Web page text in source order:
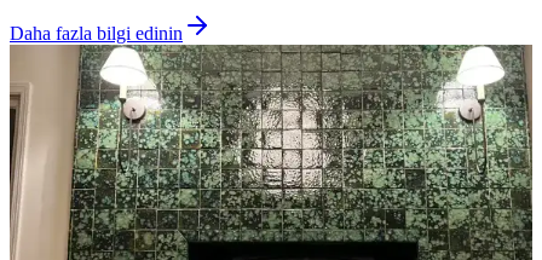
Daha fazla bilgi edinin